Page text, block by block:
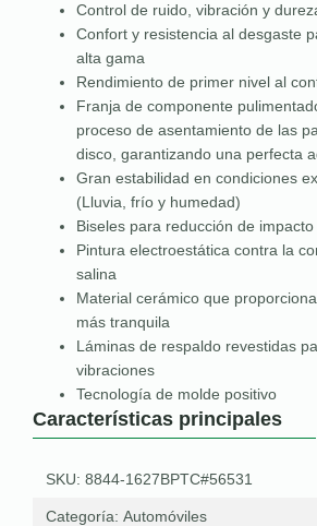
Control de ruido, vibración y
Confort y resistencia al desgaste
alta gama
Rendimiento de primer nivel al
Franja de componente
proceso de asentamiento de las
disco, garantizando una perfecta
Gran estabilidad en condiciones
(Lluvia, frío y humedad)
Biseles para reducción de
Pintura electroestática contra la
salina
Material cerámico que
más tranquila
Láminas de respaldo revestidas
vibraciones
Tecnología de molde positivo
Características principales
SKU: 8844-1627BPTC#56531
Categoría: Automóviles